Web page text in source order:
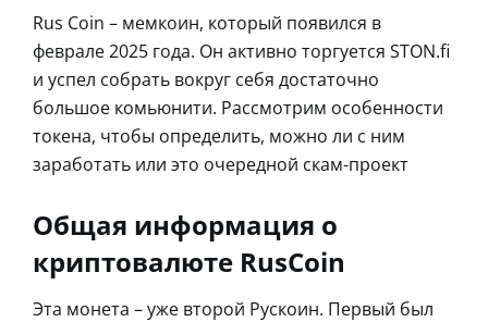
Rus Coin – мемкоин, который появился в
феврале 2025 года. Он активно торгуется STON.fi
и успел собрать вокруг себя достаточно
большое комьюнити. Рассмотрим особенности
токена, чтобы определить, можно ли с ним
заработать или это очередной скам-проект
Общая информация о
криптовалюте RusCoin
Эта монета – уже второй Рускоин. Первый был